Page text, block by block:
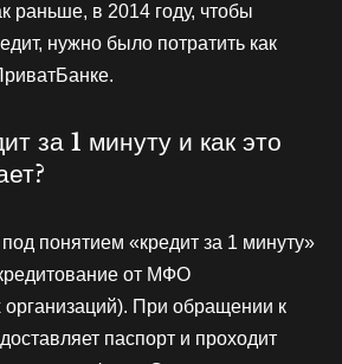
раньше, в 2014 году, чтобы
нужно было потратить как
за 1 минуту и как это
понятием «кредит за 1 минуту»
от МФО
При обращении к
паспорт и проходит